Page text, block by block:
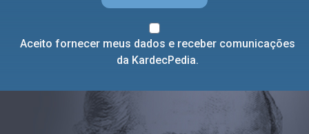
Aceito fornecer meus dados e receber comunicações
da KardecPedia.